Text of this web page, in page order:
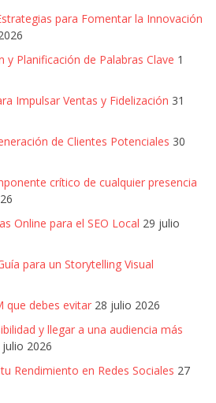
para Fomentar la Innovación
y Planificación de Palabras Clave 1
Impulsar Ventas y Fidelización 31
de Clientes Potenciales 30
crítico de cualquier presencia
Online para el SEO Local 29 julio
para un Storytelling Visual
que debes evitar 28 julio 2026
y llegar a una audiencia más
julio 2026
Rendimiento en Redes Sociales 27